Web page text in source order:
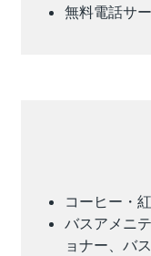
無料電話サ
コーヒー・
バスアメニ
ョナー、バ